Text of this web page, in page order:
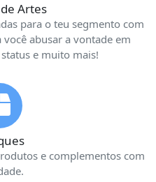
Artes
para o teu segmento com
abusar a vontade em
e muito mais!
e complementos com